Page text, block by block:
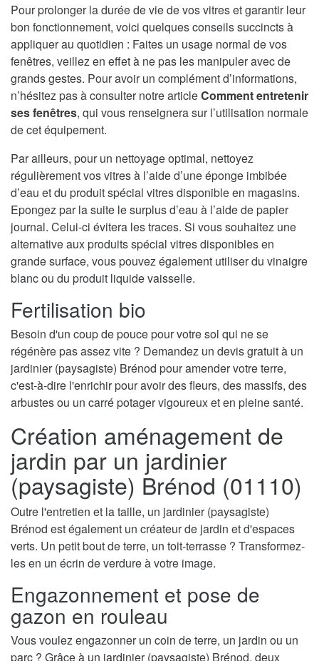
Pour prolonger la durée de vie de vos vitres et garantir leur
bon fonctionnement, voici quelques conseils succincts à
appliquer au quotidien : Faites un usage normal de vos
fenêtres, veillez en effet à ne pas les manipuler avec de
grands gestes. Pour avoir un complément d’informations,
n’hésitez pas à consulter notre articleComment entretenir
ses fenêtres, qui vous renseignera sur l’utilisation normale
de cet équipement.
Par ailleurs, pour un nettoyage optimal, nettoyez
régulièrement vos vitres à l’aide d’une éponge imbibée
d’eau et du produit spécial vitres disponible en magasins.
Epongez par la suite le surplus d’eau à l’aide de papier
journal. Celui-ci évitera les traces. Si vous souhaitez une
alternative aux produits spécial vitres disponibles en
grande surface, vous pouvez également utiliser du vinaigre
blanc ou du produit liquide vaisselle.
Fertilisation bio
Besoin d'un coup de pouce pour votre sol qui ne se
régénère pas assez vite ? Demandez un devis gratuit à un
jardinier (paysagiste) Brénod pour amender votre terre,
c'est-à-dire l'enrichir pour avoir des fleurs, des massifs, des
arbustes ou un carré potager vigoureux et en pleine santé.
Création aménagement de
jardin par un jardinier
(paysagiste) Brénod (01110)
Outre l'entretien et la taille, un jardinier (paysagiste)
Brénod est également un créateur de jardin et d'espaces
verts. Un petit bout de terre, un toit-terrasse ? Transformez-
les en un écrin de verdure à votre image.
Engazonnement et pose de
gazon en rouleau
Vous voulez engazonner un coin de terre, un jardin ou un
parc ? Grâce à un jardinier (paysagiste) Brénod, deux